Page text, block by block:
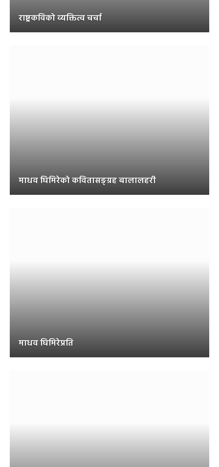
राष्ट्रकविको व्यक्तित्व चर्चा
माधव घिमिरेको कवितासङ्ग्रह बालालहरी
माधव घिमिरेप्रति